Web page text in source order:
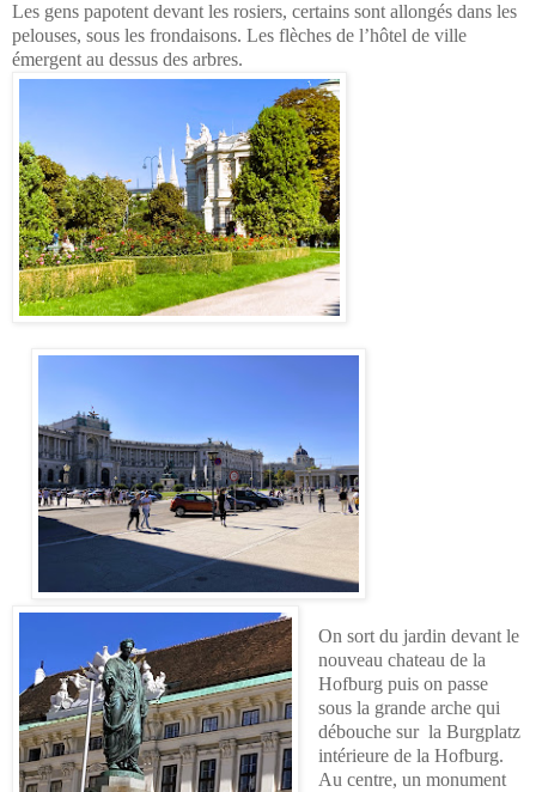
Les gens papotent devant les rosiers, certains sont allongés dans les
pelouses, sous les frondaisons. Les flèches de l’hôtel de ville
émergent au dessus des arbres.
On sort du jardin devant le
nouveau chateau de la
Hofburg puis on passe
sous la grande arche qui
débouche sur la Burgplatz
intérieure de la Hofburg.
Au centre, un monument